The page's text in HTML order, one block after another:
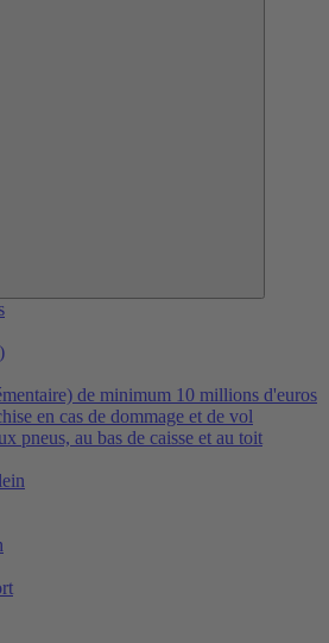
de minimum 10 millions d'euros
en cas de dommage et de vol
pneus, au bas de caisse et au toit